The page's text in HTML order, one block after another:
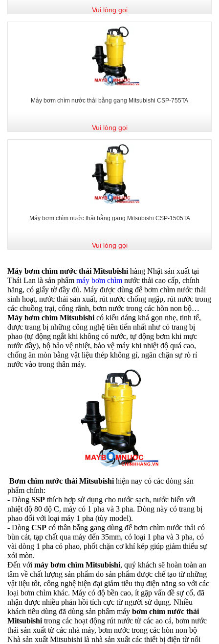
Vui lòng gọi
Máy bơm chìm nước thải bằng gang Mitsubishi CSP-755TA
Vui lòng gọi
Máy bơm chìm nước thải bằng gang Mitsubishi CSP-1505TA
Vui lòng gọi
Máy bơm chìm nước thải Mitsubishi hàng Nhật sản xuất tại
Thái Lan là sản phẩm máy bơm chìm nước thải cao cấp, chính
hãng, có giấy tờ đầy đủ. Máy được dùng để bơm chìm nước thải
sinh hoạt, nước thải sản xuất, rút nước chống ngập, rút nước trong
các chuồng trại, cống rãnh, bơm nước trong các hòn non bộ…
Máy bơm chìm Mitsubishi có kiểu dáng khá gọn nhẹ, tinh tế,
được trang bị những công nghệ tiên tiến nhất như có trang bị
phao (tự động ngắt khi không có nước, tự động bơm khi mực
nước đầy), bộ bảo vệ nhiệt, bảo vệ máy khi nhiệt độ quá cao,
chống ăn mòn bằng vật liệu thép không gỉ, ngăn chặn sự rò rỉ
nước vào trong thân máy.
Bơm chìm nước thải Mitsubishi hiện nay có các dòng sản
phẩm chính:
- Dòng SSP thích hợp sử dụng cho nước sạch, nước biển với
nhiệt độ 80 độ C, máy có 1 pha và 3 pha. Dòng này có trang bị
phao đối với loại máy 1 pha (tùy model).
- Dòng CSP có thân bằng gang dùng để bơm chìm nước thải có
bùn cát, tạp chất qua máy đến 35mm, có loại 1 pha và 3 pha, có
vài dòng 1 pha có phao, phốt chặn cơ khí kép giúp giảm thiểu sự
xói mòn.
Đến với máy bơm chìm Mitsubishi, quý khách sẽ hoàn toàn an
tâm về chất lượng sản phẩm do sản phẩm được chế tạo từ những
vật liệu tốt, công nghệ hiện đại giảm tiêu thụ điện năng so với các
loại bơm chìm khác. Máy có độ bền cao, ít gặp vấn đề sự cố, đã
nhận được nhiều phản hồi tích cực từ người sử dụng. Nhiều
khách tiêu dùng đã dùng sản phẩm máy bơm chìm nước thải
Mitsubishi trong các hoạt động rút nước từ các ao cá, bơm nước
thải sản xuất từ các nhà máy, bơm nước trong các hòn non bộ
Nhà sản xuất Mitsubishi là nhà sản xuất các thiết bị điện từ nổi